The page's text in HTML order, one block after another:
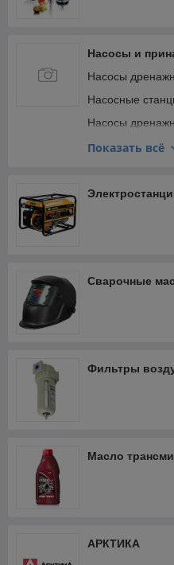
Насосы и
Насосы
Насосные
Насосы
Насосы
Показать всё
Сварочные
Фильтры
Масло
АРКТИКА